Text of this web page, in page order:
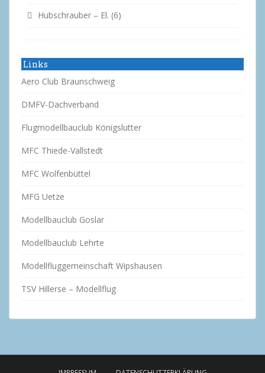
Hubschrauber – El. (6)
Links
Aero Club Braunschweig
DMFV-Dachverband
Flugmodellbauclub Königslutter
MFC Thiede-Vallstedt
MFC Wolfenbüttel
MFG Uetze
Modellbauclub Goslar
Modellbauclub Lehrte
Modellfluggemeinschaft Wipshausen
TSV Hillerse – Modellflug